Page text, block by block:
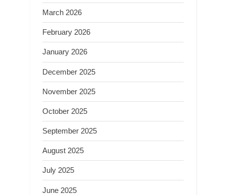
March 2026
February 2026
January 2026
December 2025
November 2025
October 2025
September 2025
August 2025
July 2025
June 2025